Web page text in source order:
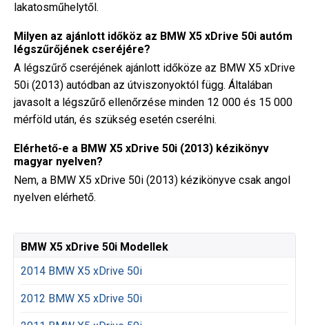
lakatosműhelytől.
Milyen az ajánlott időköz az BMW X5 xDrive 50i autóm
légszűrőjének cseréjére?
A légszűrő cseréjének ajánlott időköze az BMW X5 xDrive
50i (2013) autódban az útviszonyoktól függ. Általában
javasolt a légszűrő ellenőrzése minden 12 000 és 15 000
mérföld után, és szükség esetén cserélni.
Elérhető-e a BMW X5 xDrive 50i (2013) kézikönyv
magyar nyelven?
Nem, a BMW X5 xDrive 50i (2013) kézikönyve csak angol
nyelven elérhető.
BMW X5 xDrive 50i Modellek
2014 BMW X5 xDrive 50i
2012 BMW X5 xDrive 50i